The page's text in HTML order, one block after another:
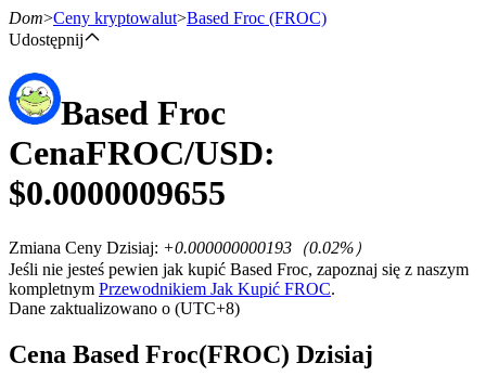
Kontrakty terminowe
Kontrakty futures wykorzystujące USDT jako zabezpieczenie
Dom>Ceny kryptowalut>Based Froc (FROC)
Udostępnij
Based Froc
CenaFROC/USD:
$0.0000009655
Zmiana Ceny Dzisiaj: +0.000000000193 （0.02%）
Jeśli nie jesteś pewien jak kupić Based Froc, zapoznaj się z naszym
kompletnym Przewodnikiem Jak Kupić FROC.
Dane zaktualizowano o (UTC+8)
Cena Based Froc(FROC) Dzisiaj